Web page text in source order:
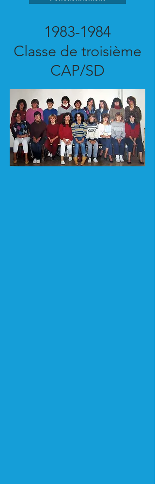
1983-1984
Classe de troisième
CAP/SD